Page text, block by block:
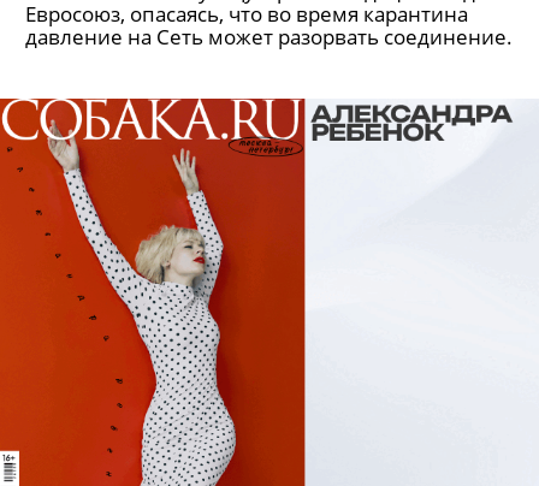
Ранее соответствующую рекомендацию выдал
Евросоюз, опасаясь, что во время карантина